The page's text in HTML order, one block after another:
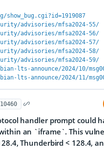
advisories/mfsa2024-55/
advisories/mfsa2024-56/
advisories/mfsa2024-57/
advisories/mfsa2024-58/
advisories/mfsa2024-59/
lts-announce/2024/10/
lts-announce/2024/11/
handler prompt could
an `iframe`. This
Thunderbird < 128.4,